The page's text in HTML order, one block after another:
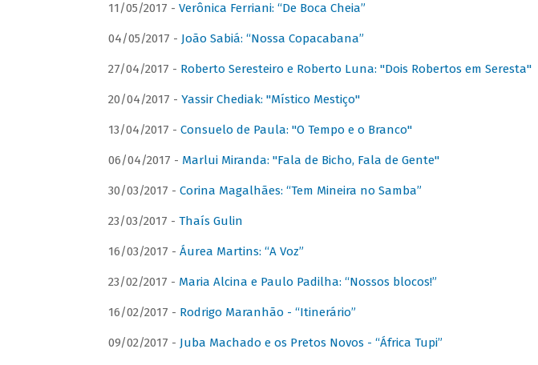
11/05/2017 - Verônica Ferriani: “De Boca Cheia”
04/05/2017 - João Sabiá: “Nossa Copacabana”
27/04/2017 - Roberto Seresteiro e Roberto Luna: "Dois Robertos em Seresta"
20/04/2017 - Yassir Chediak: "Místico Mestiço"
13/04/2017 - Consuelo de Paula: "O Tempo e o Branco"
06/04/2017 - Marlui Miranda: "Fala de Bicho, Fala de Gente"
30/03/2017 - Corina Magalhães: “Tem Mineira no Samba”
23/03/2017 - Thaís Gulin
16/03/2017 - Áurea Martins: “A Voz”
23/02/2017 - Maria Alcina e Paulo Padilha: “Nossos blocos!”
16/02/2017 - Rodrigo Maranhão - “Itinerário”
09/02/2017 - Juba Machado e os Pretos Novos - “África Tupi”